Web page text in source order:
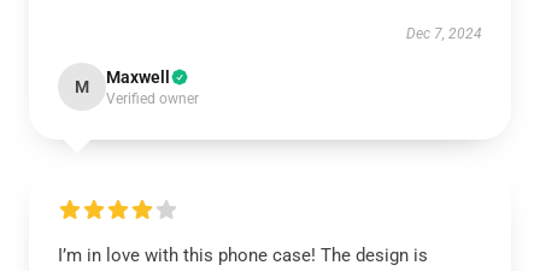
Dec 7, 2024
M Maxwell
Verified owner
I’m in love with this phone case! The design is